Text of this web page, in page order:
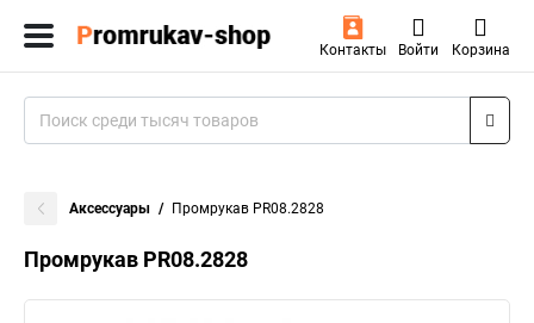
Контакты Войти Корзина
Аксессуары Промрукав PR08.2828
Промрукав PR08.2828